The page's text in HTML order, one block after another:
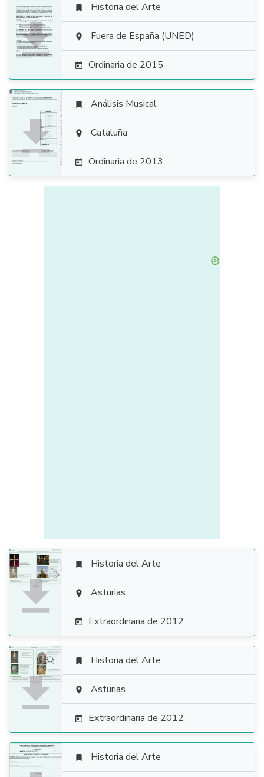

 Historia del Arte
 Fuera de España (UNED)
 Ordinaria de 2015

 Análisis Musical
 Cataluña
 Ordinaria de 2013

 Historia del Arte
 Asturias
 Extraordinaria de 2012

 Historia del Arte
 Asturias
 Extraordinaria de 2012
 Historia del Arte